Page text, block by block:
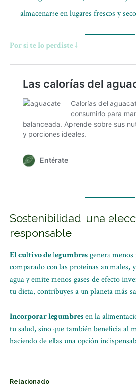
almacenarse en lugares frescos y
Por sí te lo perdiste ↓
Sostenibilidad: una
responsable
El cultivo de legumbresgenera
comparado con las proteínas animales,
agua y emite menos gases de efecto
tu dieta, contribuyes a un planeta más
Incorporar legumbresen la
tu salud, sino que también beneficia al
haciendo de ellas una opción
Relacionado